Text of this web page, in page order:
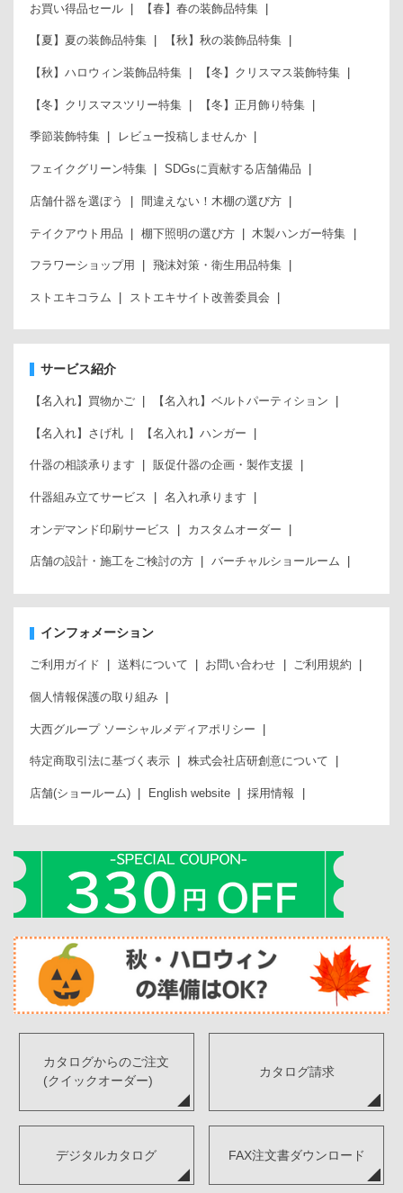
お買い得品セール 【春】春の装飾品特集
【夏】夏の装飾品特集 【秋】秋の装飾品特集
【秋】ハロウィン装飾品特集 【冬】クリスマス装飾特集
【冬】クリスマスツリー特集 【冬】正月飾り特集
季節装飾特集 レビュー投稿しませんか
フェイクグリーン特集 SDGsに貢献する店舗備品
店舗什器を選ぼう 間違えない！木棚の選び方
テイクアウト用品 棚下照明の選び方 木製ハンガー特集
フラワーショップ用 飛沫対策・衛生用品特集
ストエキコラム ストエキサイト改善委員会
サービス紹介
【名入れ】買物かご 【名入れ】ベルトパーティション
【名入れ】さげ札 【名入れ】ハンガー
什器の相談承ります 販促什器の企画・製作支援
什器組み立てサービス 名入れ承ります
オンデマンド印刷サービス カスタムオーダー
店舗の設計・施工をご検討の方 バーチャルショールーム
インフォメーション
ご利用ガイド 送料について お問い合わせ ご利用規約
個人情報保護の取り組み
大西グループ ソーシャルメディアポリシー
特定商取引法に基づく表示 株式会社店研創意について
店舗(ショールーム) English website 採用情報
カタログからのご注文
(クイックオーダー)
カタログ請求
デジタルカタログ FAX注文書ダウンロード